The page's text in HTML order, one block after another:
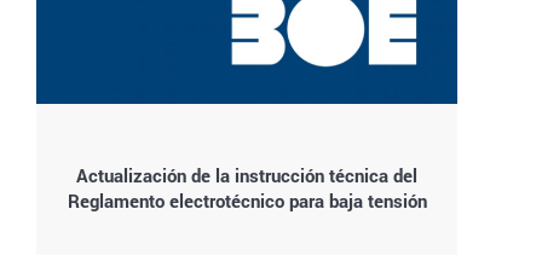
Actualización de la instrucción técnica del
Reglamento electrotécnico para baja tensión